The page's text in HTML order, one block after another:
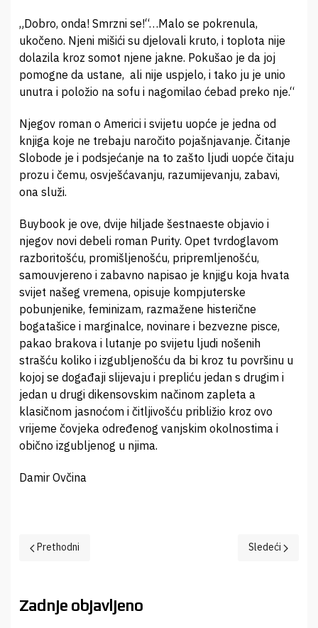
„Dobro, onda! Smrzni se!“…Malo se pokrenula,
ukočeno. Njeni mišići su djelovali kruto, i toplota nije
dolazila kroz somot njene jakne. Pokušao je da joj
pomogne da ustane, ali nije uspjelo, i tako ju je unio
unutra i položio na sofu i nagomilao ćebad preko nje.“
Njegov roman o Americi i svijetu uopće je jedna od
knjiga koje ne trebaju naročito pojašnjavanje. Čitanje
Slobode je i podsjećanje na to zašto ljudi uopće čitaju
prozu i čemu, osvješćavanju, razumijevanju, zabavi,
ona služi.
Buybook je ove, dvije hiljade šestnaeste objavio i
njegov novi debeli roman Purity. Opet tvrdoglavom
razboritošću, promišljenošću, pripremljenošću,
samouvjereno i zabavno napisao je knjigu koja hvata
svijet našeg vremena, opisuje kompjuterske
pobunjenike, feminizam, razmažene histerične
bogatašice i marginalce, novinare i bezvezne pisce,
pakao brakova i lutanje po svijetu ljudi nošenih
strašću koliko i izgubljenošću da bi kroz tu površinu u
kojoj se događaji slijevaju i prepliću jedan s drugim i
jedan u drugi dikensovskim načinom zapleta a
klasičnom jasnoćom i čitljivošću približio kroz ovo
vrijeme čovjeka određenog vanjskim okolnostima i
obično izgubljenog u njima.
Damir Ovčina
Prethodni članak: Vijest zauvijek
Prethodni Sledeći članak:
Sledeći
Zadnje objavljeno